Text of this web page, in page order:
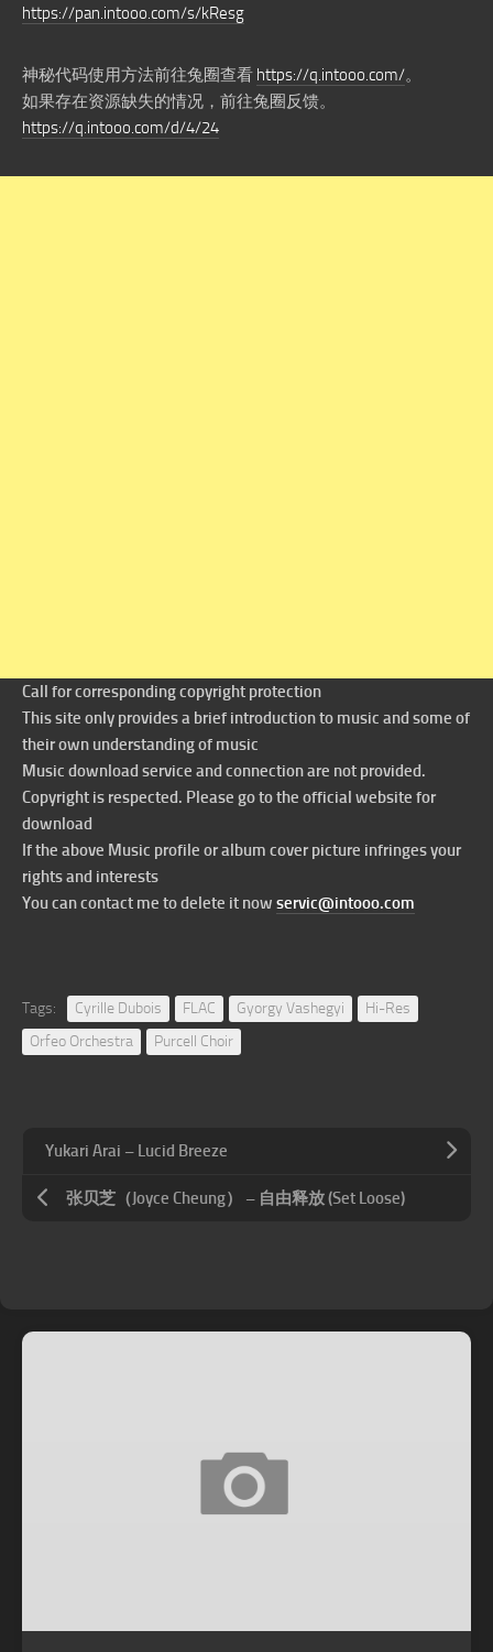
https://pan.intooo.com/s/kResg
神秘代码使用方法前往兔圈查看 https://q.intooo.com/。
如果存在资源缺失的情况，前往兔圈反馈。
https://q.intooo.com/d/4/24
Call for corresponding copyright protection
This site only provides a brief introduction to music and some of
their own understanding of music
Music download service and connection are not provided.
Copyright is respected. Please go to the official website for
download
If the above Music profile or album cover picture infringes your
rights and interests
You can contact me to delete it now servic@intooo.com
Tags: Cyrille Dubois FLAC Gyorgy Vashegyi
Hi-Res
Orfeo Orchestra
Purcell Choir
Yukari Arai – Lucid Breeze
张贝芝（Joyce Cheung） – 自由释放 (Set Loose)